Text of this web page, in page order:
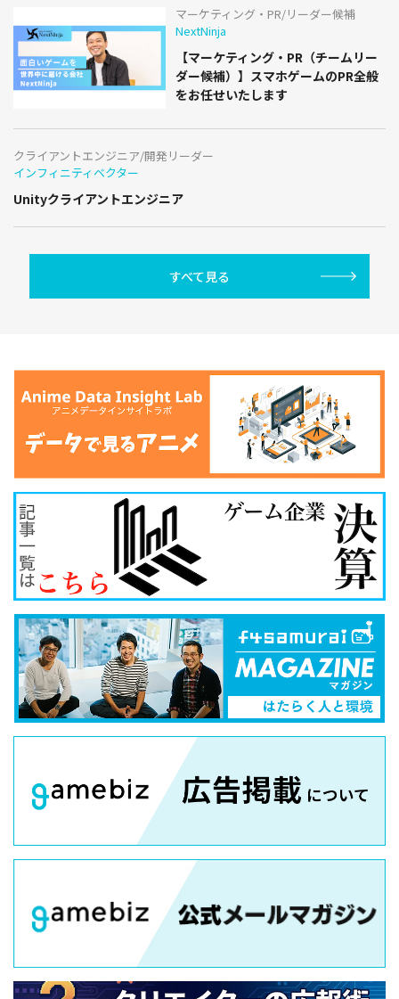
マーケティング・PR/リーダー候補
NextNinja
【マーケティング・PR（チームリー
ダー候補）】スマホゲームのPR全般
をお任せいたします
クライアントエンジニア/開発リーダー
インフィニティベクター
Unityクライアントエンジニア
すべて見る